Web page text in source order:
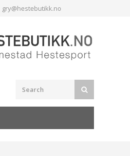
gry@hestebutikk.no